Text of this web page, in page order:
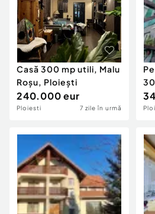
Casă 300 mp utili, Malu
Roșu, Ploiești
240.000 eur
Ploiesti 7 zile în urmă